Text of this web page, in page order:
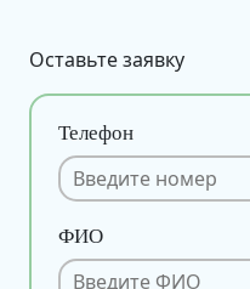
Оставьте заявку
Телефон
ФИО